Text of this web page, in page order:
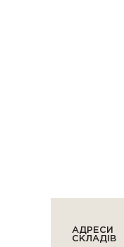
АДРЕСИ
СКЛАДІВ